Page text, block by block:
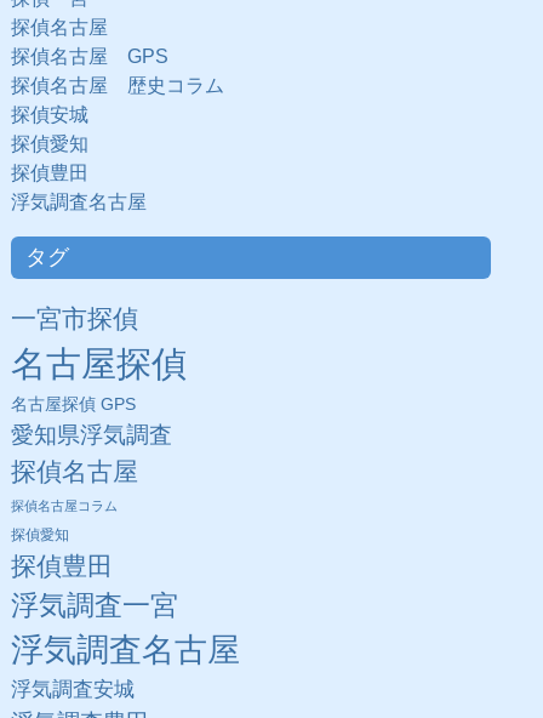
探偵名古屋
探偵名古屋 GPS
探偵名古屋 歴史コラム
探偵安城
探偵愛知
探偵豊田
浮気調査名古屋
タグ
一宮市探偵
名古屋探偵
名古屋探偵 GPS
愛知県浮気調査
探偵名古屋
探偵名古屋コラム
探偵愛知
探偵豊田
浮気調査一宮
浮気調査名古屋
浮気調査安城